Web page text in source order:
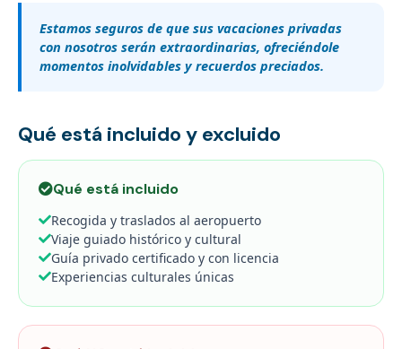
Estamos seguros de que sus vacaciones privadas
con nosotros serán extraordinarias, ofreciéndole
momentos inolvidables y recuerdos preciados.
Qué está incluido y excluido
Qué está incluido
Recogida y traslados al aeropuerto
Viaje guiado histórico y cultural
Guía privado certificado y con licencia
Experiencias culturales únicas